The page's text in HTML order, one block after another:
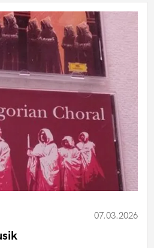
07.03.2026